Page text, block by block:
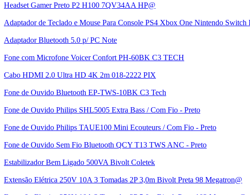
Headset Gamer Preto P2 H100 7QV34AA HP@
Adaptador de Teclado e Mouse Para Console PS4 Xbox One Nintendo
Adaptador Bluetooth 5.0 p/ PC Note
Fone com Microfone Voicer Confort PH-60BK C3 TECH
Cabo HDMI 2.0 Ultra HD 4K 2m 018-2222 PIX
Fone de Ouvido Bluetooth EP-TWS-10BK C3 Tech
Fone de Ouvido Philips SHL5005 Extra Bass / Com Fio - Preto
Fone de Ouvido Philips TAUE100 Mini Ecouteurs / Com Fio - Preto
Fone de Ouvido Sem Fio Bluetooth QCY T13 TWS ANC - Preto
Estabilizador Bem Ligado 500VA Bivolt Coletek
Extensão Elétrica 250V 10A 3 Tomadas 2P 3,0m Bivolt Preta 98 Megatron@